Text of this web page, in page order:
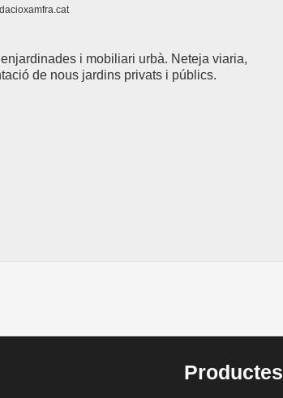
i mobiliari urbà. Neteja viaria,
de nous jardins privats i públics.